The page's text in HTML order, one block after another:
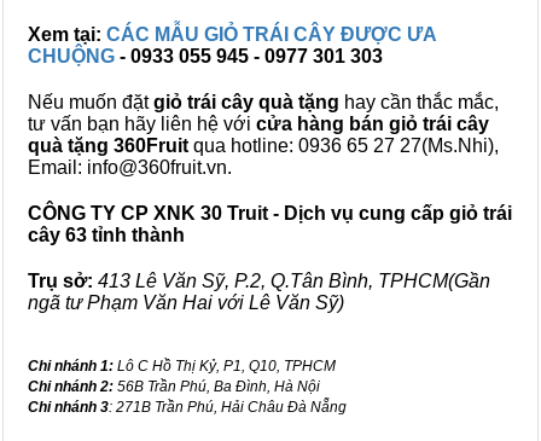
Xem tại: CÁC MẪU GIỎ TRÁI CÂY ĐƯỢC ƯA
CHUỘNG - 0933 055 945 - 0977 301 303
Nếu muốn đặtgiỏ trái cây quà tặng hay cần thắc mắc,
tư vấn bạn hãy liên hệ với cửa hàng bán giỏ trái cây
quà tặng 360Fruit qua hotline: 0936 65 27 27(Ms.Nhi),
Email: info@360fruit.vn.
CÔNG TY CP XNK 30 Truit - Dịch vụ cung cấp giỏ trái
cây 63 tỉnh thành
Trụ sở: 413 Lê Văn Sỹ, P.2, Q.Tân Bình, TPHCM(Gần
ngã tư Phạm Văn Hai với Lê Văn Sỹ)
Chi nhánh 1: Lô C Hồ Thị Kỷ, P1, Q10, TPHCM
Chi nhánh 2: 56B Trần Phú, Ba Đình, Hà Nội
Chi nhánh 3: 271B Trần Phú, Hải Châu Đà Nẵng